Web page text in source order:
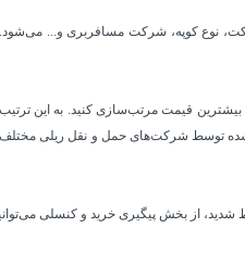
حرکت، نوع کوپه، شرکت مسافربری و...
بیشترین قیمت مرتب‌سازی کنید. به این
شده توسط شرکت‌های حمل و نقل ریلی
از بخش پیگیری خرید و کنسلی می‌توانید